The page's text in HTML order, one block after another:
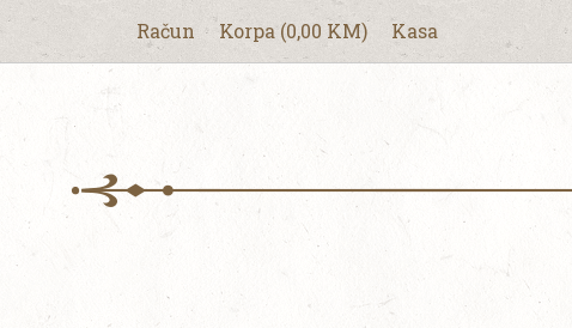
Račun Korpa (0,00 KM) Kasa